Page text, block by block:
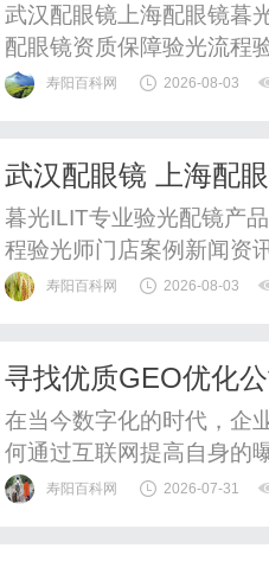
武汉配眼镜上海配眼镜暮
配眼镜资质保障验光流程
惠，兼顾高专业度与高性
寿阳百科网 2026-08-03
武汉配眼镜 上海配
暮光ILIT专业验光配镜产
程验光师门店案例新闻资
惠，兼顾高专业度与高性
寿阳百科网 2026-08-03
寻找优质GEO优化
在当今数字化的时代，企
何通过互联网提高自身的
业的重要任务。而优化网
寿阳百科网 2026-07-31